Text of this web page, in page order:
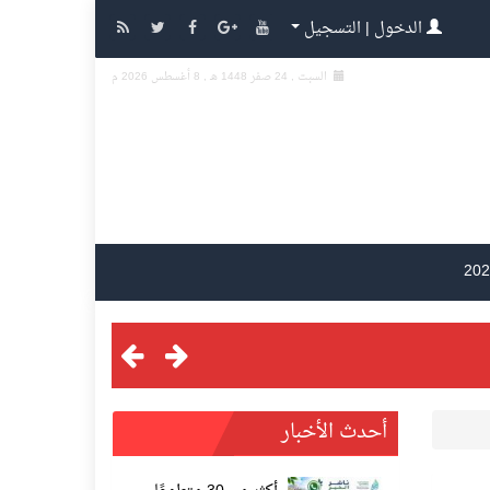
الدخول | التسجيل
السبت , 24 صفر 1448 هـ , 8 أغسطس 2026 م
أحدث الأخبار